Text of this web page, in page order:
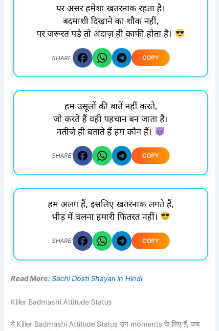
पर असर हमेशा खतरनाक रहता है।
बदमाशी दिखाने का शौक नहीं,
पर जरूरत पड़े तो अंदाज़ ही काफी होता है।
SHARE: COPY
हम उसूलों की बातें नहीं करते,
जो करते हैं वही पहचान बन जाता है।
नतीजे ही बताते हैं हम कौन हैं।
SHARE: COPY
हम अलग हैं, इसलिए खतरनाक लगते हैं,
भीड़ में चलना हमारी फितरत नहीं।
SHARE: COPY
Read More: Sachi Dosti Shayari in Hindi
Killer Badmashi Attitude Status
ये Killer Badmashi Attitude Status उन moments के लिए हैं, जब